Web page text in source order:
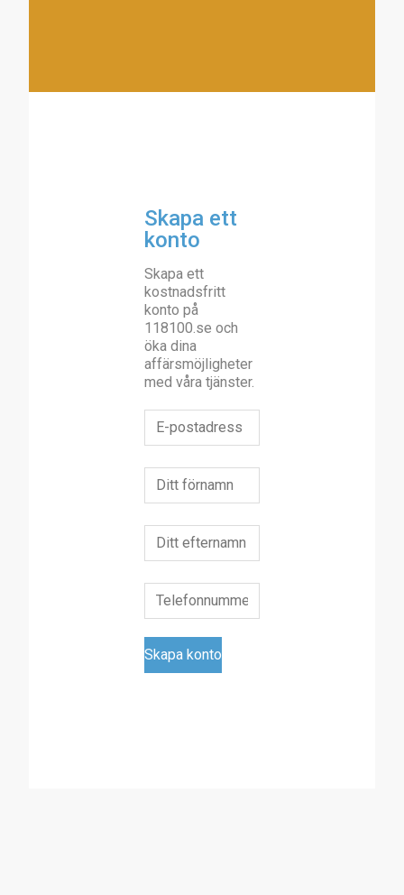
Skapa ett
konto
Skapa ett
kostnadsfritt
konto på
118100.se och
öka dina
affärsmöjligheter
med våra tjänster.